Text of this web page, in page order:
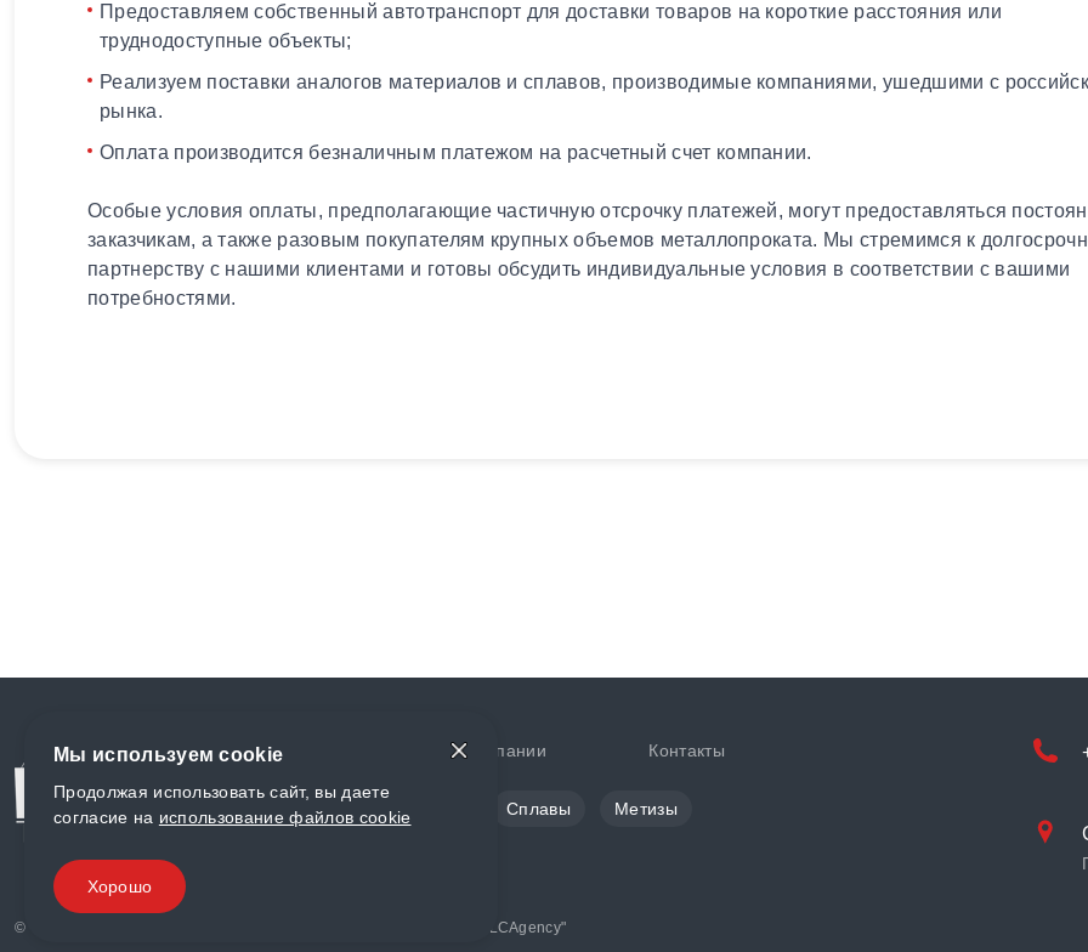
Предоставляем собственный автотранспорт для доставки товаров на короткие расстояния или
труднодоступные объекты;
Реализуем поставки аналогов материалов и сплавов, производимые компаниями, ушедшими с
рынка.
Оплата производится безналичным платежом на расчетный счет компании.
Особые условия оплаты, предполагающие частичную отсрочку платежей, могут предоставляться
заказчикам, а также разовым покупателям крупных объемов металлопроката. Мы стремимся к
партнерству с нашими клиентами и готовы обсудить индивидуальные условия в соответствии с вашими
потребностями.
Доставка и оплата О компании Контакты
Цветной металл Сплавы Метизы
© «World Metall» 2025, Разработка и комплексное продвижение " LCAgency"
Мы используем cookie
Продолжая использовать сайт, вы даете
согласие на использование файлов cookie
Хорошо